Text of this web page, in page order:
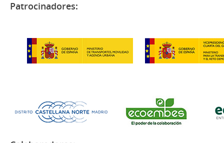
Patrocinadores: